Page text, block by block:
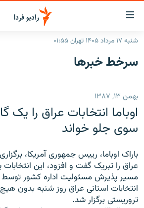
لینک‌های
قابلیت
دسترسی
بازگشت
اصلی
رفتن
صفحه
ایران
رادیو
انتخاب کنید و بشنوید
فرکانس‌ها
پادکست
گزارش‌های تصویری
گزارش‌های ویدئویی
زنان فردا
English
شنبه ۱۷ مرداد ۱۴۰۵ تهران ۰۱:۵۵
سرخط‌ خبرها
بهمن ۱۳, ۱۳۸۷
اوباما انتخابات عراق را يک
سوی جلو خواند
باراک اوباما، رييس جمهوری آمريکا،
عراق را تبريک گفت و افزود، اين
مسير پذيرش مسئوليت اداره کشور توسط
انتخابات استانی عراق روز شنبه بدون هيچ
تروريستی برگزار شد.